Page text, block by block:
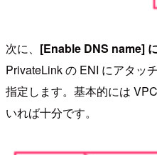
次に、 [Enable DNS name]
PrivateLink の ENI にアタッ
指定します。基本的には
いれば十分です。